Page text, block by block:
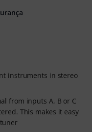
instruments in stereo
from inputs A, B or C
This makes it easy